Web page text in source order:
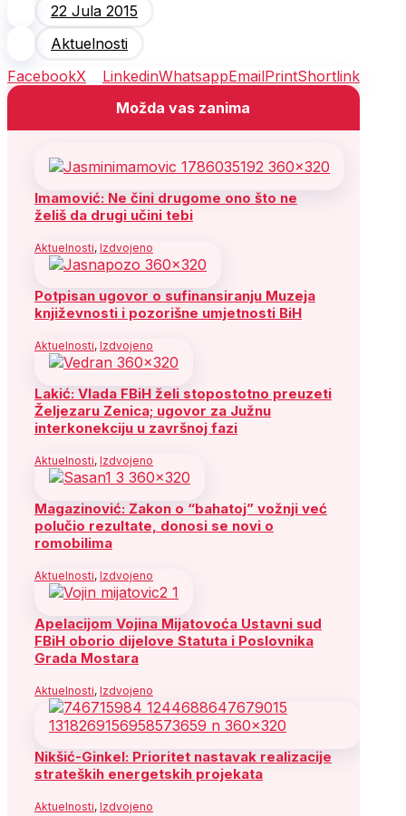
22 Jula 2015
Aktuelnosti
FacebookX LinkedinWhatsappEmailPrintShortlink
Možda vas zanima
Imamović: Ne čini drugome ono što ne
želiš da drugi učini tebi
Aktuelnosti, Izdvojeno
Potpisan ugovor o sufinansiranju Muzeja
književnosti i pozorišne umjetnosti BiH
Aktuelnosti, Izdvojeno
Lakić: Vlada FBiH želi stopostotno preuzeti
Željezaru Zenica; ugovor za Južnu
interkonekciju u završnoj fazi
Aktuelnosti, Izdvojeno
Magazinović: Zakon o “bahatoj” vožnji već
polučio rezultate, donosi se novi o
romobilima
Aktuelnosti, Izdvojeno
Apelacijom Vojina Mijatovoća Ustavni sud
FBiH oborio dijelove Statuta i Poslovnika
Grada Mostara
Aktuelnosti, Izdvojeno
Nikšić-Ginkel: Prioritet nastavak realizacije
strateških energetskih projekata
Aktuelnosti, Izdvojeno